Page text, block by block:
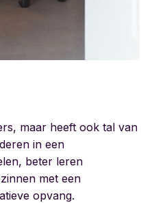
maar heeft ook tal van
in een
beter leren
met een
opvang.